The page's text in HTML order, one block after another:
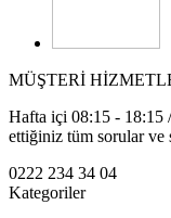
MÜŞTERİ
Hafta içi 08:15 - 18:15
ettiğiniz tüm sorular
0222 234 34 04
Kategoriler